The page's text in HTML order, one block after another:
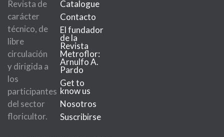
Revista de
carácter
técnico, de
libre
circulación
y dirigida a
los
participantes
del sector
floricultor.
Catalogue
Contacto
El fundador
de la
Revista
Metroflor:
Arnulfo A.
Pardo
Get to
know us
Nosotros
Suscribirse